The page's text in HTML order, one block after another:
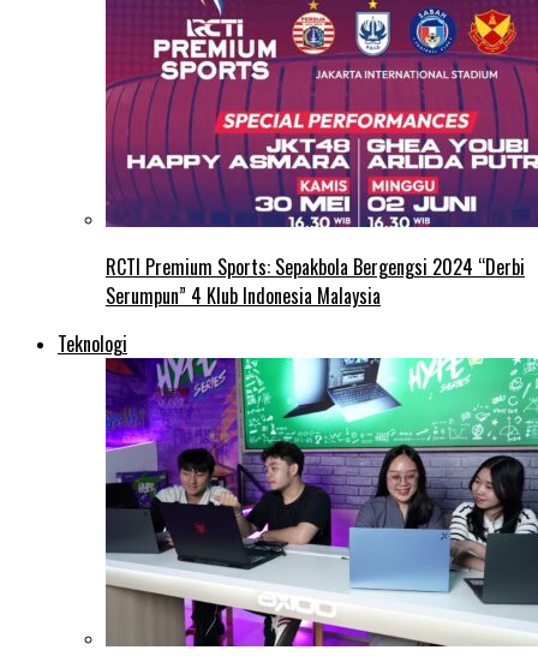
RCTI Premium Sports: Sepakbola Bergengsi 2024 “Derbi
Serumpun” 4 Klub Indonesia Malaysia
Teknologi